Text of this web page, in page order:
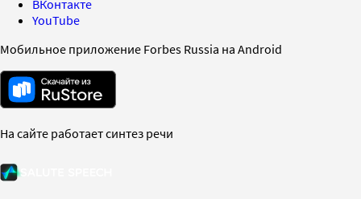
ВКонтакте
YouTube
Мобильное приложение Forbes Russia на Android
На сайте работает синтез речи